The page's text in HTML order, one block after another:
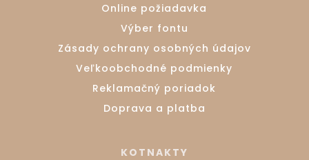
Online požiadavka
Výber fontu
Zásady ochrany osobných údajov
Veľkoobchodné podmienky
Reklamačný poriadok
Doprava a platba
KOTNAKTY